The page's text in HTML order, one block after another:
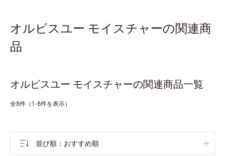
オルビスユー モイスチャーの関連商
品
オルビスユー モイスチャーの関連商品一覧
全8件（1-8件を表示）
並び順 おすすめ順